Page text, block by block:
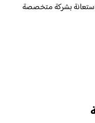
بشركة متخصصة